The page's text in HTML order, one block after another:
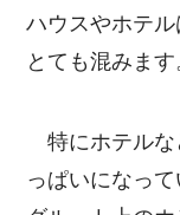
ハウスやホテ
とても混みます
特にホテルな
っぱいになっ